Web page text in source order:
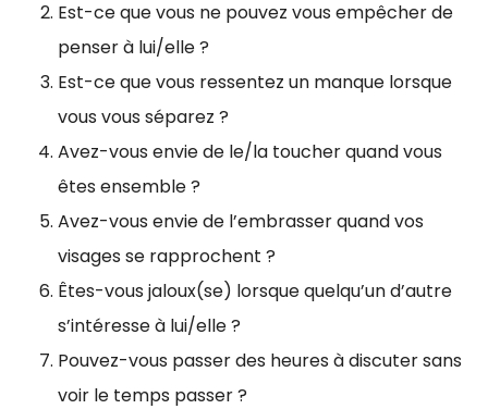
Est-ce que vous ne pouvez vous empêcher de
penser à lui/elle ?
Est-ce que vous ressentez un manque lorsque
vous vous séparez ?
Avez-vous envie de le/la toucher quand vous
êtes ensemble ?
Avez-vous envie de l’embrasser quand vos
visages se rapprochent ?
Êtes-vous jaloux(se) lorsque quelqu’un d’autre
s’intéresse à lui/elle ?
Pouvez-vous passer des heures à discuter sans
voir le temps passer ?